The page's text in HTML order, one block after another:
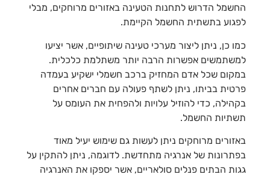
החשמל הדרוש לתחנות הטעינה באזורים מרוחקים, מבלי
לפגוע בתשתית החשמל הקיימת.
כמו כן, ניתן ליצור מערכי טעינה שיתופיים, אשר יציעו
למשתמשים אפשרות הרבה יותר משתלמת כלכלית.
במקום שכל אדם המחזיק ברכב חשמלי ישקיע בעמדה
פרטית בביתו, ניתן לשתף פעולה עם חברים אחרים
בקהילה, כדי להוזיל עלויות ולהפחית את העומס על
תשתיות החשמל.
באזורים מרוחקים ניתן לעשות גם שימוש יעיל מאוד
בפתרונות של אנרגיה מתחדשת. לדוגמה, ניתן להתקין על
גגות הבתים פנלים סולאריים, אשר יספקו את האנרגיה